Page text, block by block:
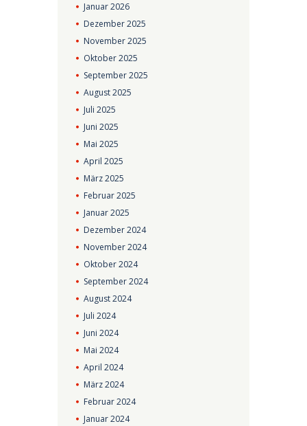
Januar2026
Dezember2025
November2025
Oktober2025
September2025
August2025
Juli2025
Juni2025
Mai2025
April2025
März2025
Februar2025
Januar2025
Dezember2024
November2024
Oktober2024
September2024
August2024
Juli2024
Juni2024
Mai2024
April2024
März2024
Februar2024
Januar2024